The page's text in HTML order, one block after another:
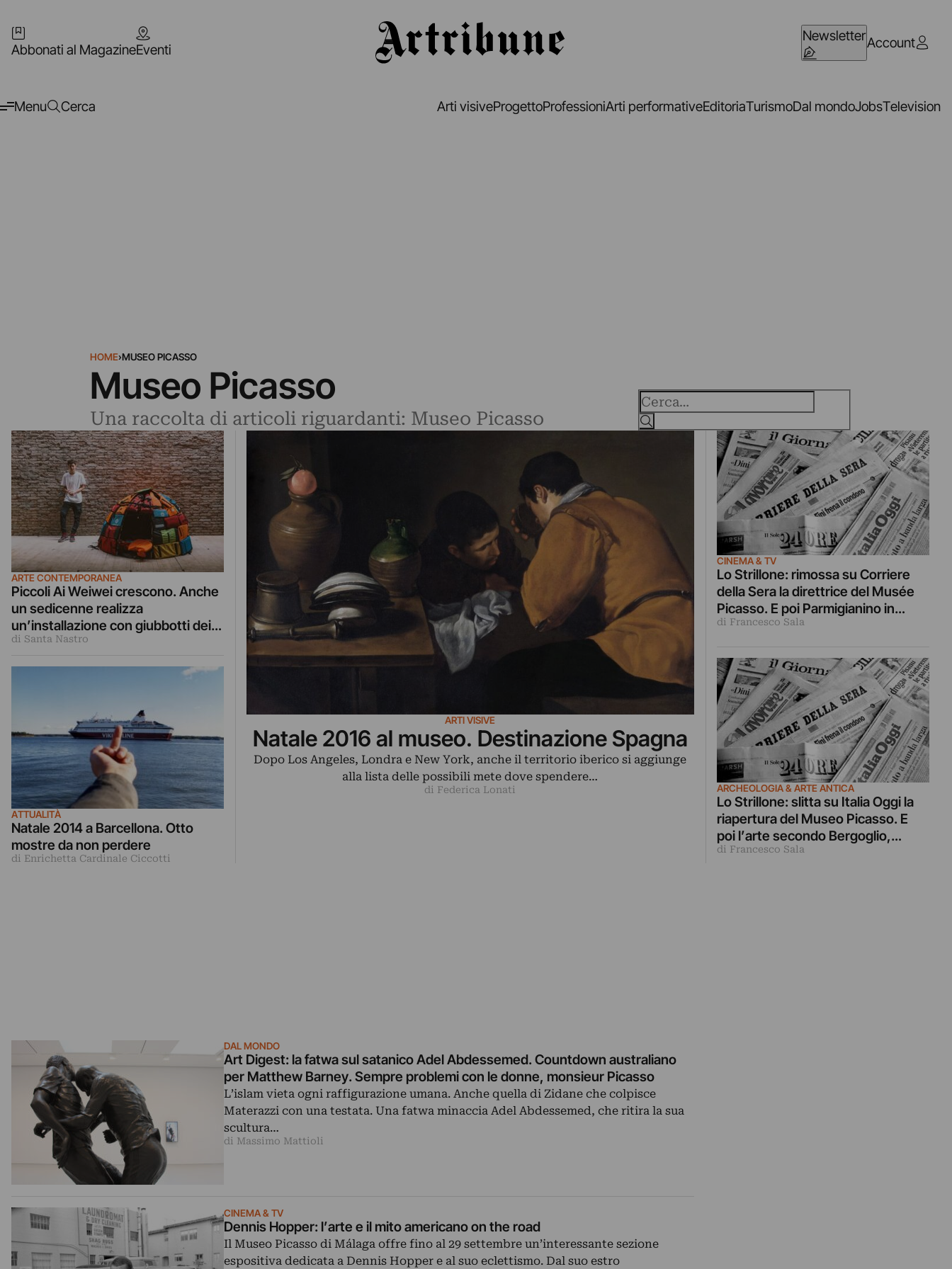
Abbonati al MagazineEventi
NewsletterAccount
Menu Cerca Arti visiveProgettoProfessioniArti performativeEditoriaTurismoDal mondoJobsTelevision
HOME›MUSEO PICASSO
Museo Picasso
Una raccolta di articoli riguardanti: Museo Picasso
ARTI VISIVE
Natale 2016 al museo. Destinazione Spagna
Dopo Los Angeles, Londra e New York, anche il territorio iberico si aggiunge
alla lista delle possibili mete dove spendere…
di Federica Lonati
ARTE CONTEMPORANEA
Piccoli Ai Weiwei crescono. Anche
un sedicenne realizza
un’installazione con giubbotti dei
migranti e la espone al Museo
di Santa Nastro
ATTUALITÀ
Natale 2014 a Barcellona. Otto
mostre da non perdere
di Enrichetta Cardinale Ciccotti
CINEMA & TV
Lo Strillone: rimossa su Corriere
della Sera la direttrice del Musée
Picasso. E poi Parmigianino in
America, Alice Pasquini street
di Francesco Sala
ARCHEOLOGIA & ARTE ANTICA
Lo Strillone: slitta su Italia Oggi la
riapertura del Museo Picasso. E
poi l’arte secondo Bergoglio,
antichità a Palermo, coccodrillo per
di Francesco Sala
DAL MONDO
Art Digest: la fatwa sul satanico Adel Abdessemed. Countdown australiano
per Matthew Barney. Sempre problemi con le donne, monsieur Picasso
L’islam vieta ogni raffigurazione umana. Anche quella di Zidane che colpisce
Materazzi con una testata. Una fatwa minaccia Adel Abdessemed, che ritira la sua
scultura…
di Massimo Mattioli
CINEMA & TV
Dennis Hopper: l’arte e il mito americano on the road
Il Museo Picasso di Málaga offre fino al 29 settembre un’interessante sezione
espositiva dedicata a Dennis Hopper e al suo eclettismo. Dal suo estro